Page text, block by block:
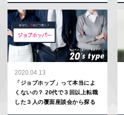
2020.04.13
「ジョブホップ」って本当によ
くないの？ 20代で３回以上転職
した３人の覆面座談会から探る